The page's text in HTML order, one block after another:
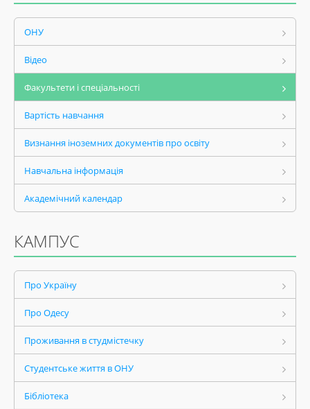
ОНУ
Відео
Факультети і спеціальності
Вартість навчання
Визнання іноземних документів про освіту
Навчальна інформація
Академічний календар
КАМПУС
Про Україну
Про Одесу
Проживання в студмістечку
Студентське життя в ОНУ
Бібліотека